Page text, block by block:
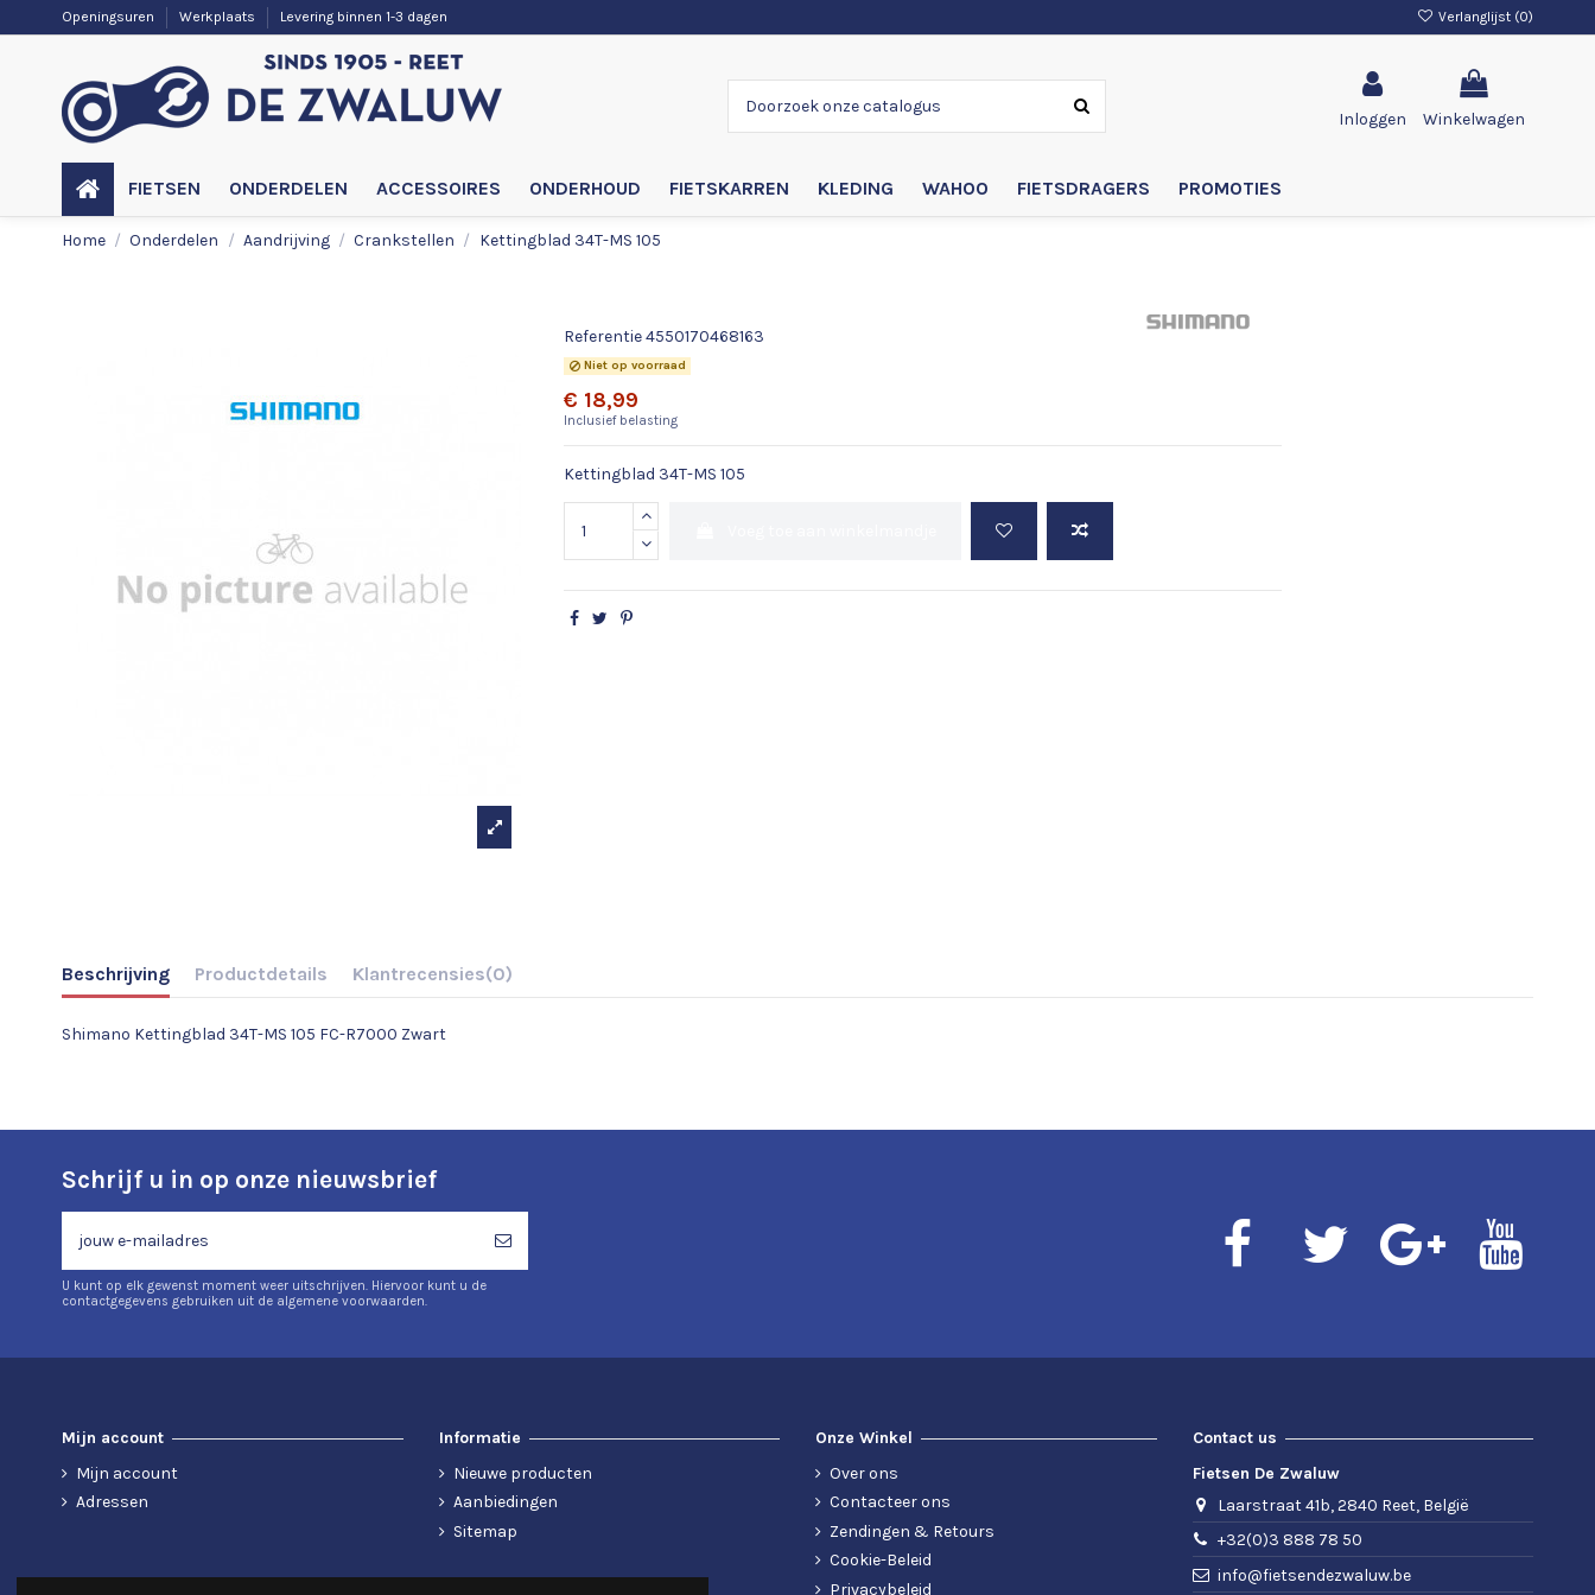
Openingsuren Werkplaats Levering binnen 1-3 dagen Verlanglijst (0)
Inloggen Winkelwagen
FIETSEN ONDERDELEN ACCESSOIRES ONDERHOUD FIETSKARREN KLEDING WAHOO FIETSDRAGERS PROMOTIES
Home Onderdelen Aandrijving Crankstellen Kettingblad 34T-MS 105
Referentie4550170468163
Niet op voorraad
€ 18,99
Inclusief belasting
Kettingblad 34T-MS 105
Beschrijving Productdetails Klantrecensies(0)
Shimano Kettingblad 34T-MS 105 FC-R7000 Zwart
Schrijf u in op onze nieuwsbrief
U kunt op elk gewenst moment weer uitschrijven. Hiervoor kunt u de
contactgegevens gebruiken uit de algemene voorwaarden.
Mijn account
Mijn account
Adressen
Informatie
Nieuwe producten
Aanbiedingen
Sitemap
Onze Winkel
Over ons
Contacteer ons
Zendingen & Retours
Cookie-Beleid
Privacybeleid
Contact us
Fietsen De Zwaluw
Laarstraat 41b, 2840 Reet, België
+32(0)3 888 78 50
info@fietsendezwaluw.be